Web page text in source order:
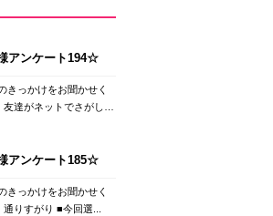
アンケート194☆
きっかけをお聞かせく
友達がネットでさがし
アンケート185☆
きっかけをお聞かせく
ださい。 通りすがり ■今回選...